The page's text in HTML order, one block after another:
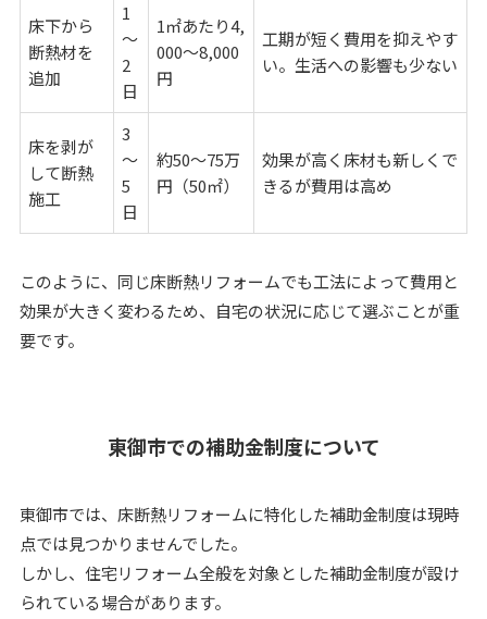
床下から
断熱材を
追加
1
～
2
日
1㎡あたり4,
000～8,000
円
工期が短く費用を抑えやす
い。生活への影響も少ない
床を剥が
して断熱
施工
3
～
5
日
約50～75万
円（50㎡）
効果が高く床材も新しくで
きるが費用は高め
このように、同じ床断熱リフォームでも工法によって費用と
効果が大きく変わるため、自宅の状況に応じて選ぶことが重
要です。
東御市での補助金制度について
東御市では、床断熱リフォームに特化した補助金制度は現時
点では見つかりませんでした。
しかし、住宅リフォーム全般を対象とした補助金制度が設け
られている場合があります。